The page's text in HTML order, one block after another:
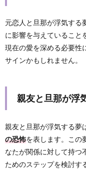
元恋人と旦那が浮気する
に影響を与えていること
現在の愛を深める必要性
サインかもしれません。
親友と旦那が浮
親友と旦那が浮気する夢
の恐怖を表します。この
なたが関係に対して持つ
ためのステップを検討す